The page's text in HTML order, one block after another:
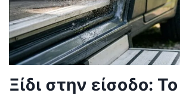
Ξίδι στην είσοδο: